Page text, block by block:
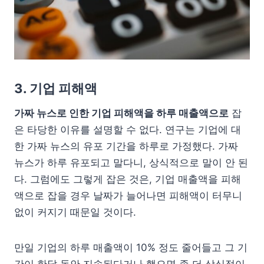
3. 기업 피해액
가짜 뉴스로 인한 기업 피해액을 하루 매출액으로 잡
은 타당한 이유를 설명할 수 없다. 연구는 기업에 대
한 가짜 뉴스의 유포 기간을 하루로 가정했다. 가짜
뉴스가 하루 유포되고 말다니, 상식적으로 말이 안 된
다. 그럼에도 그렇게 잡은 것은, 기업 매출액을 피해
액으로 잡을 경우 날짜가 늘어나면 피해액이 터무니
없이 커지기 때문일 것이다.
만일 기업의 하루 매출액이 10% 정도 줄어들고 그 기